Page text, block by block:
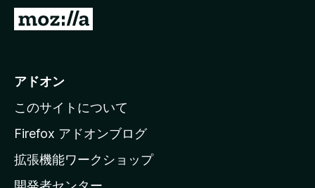
M
i
l
a
ホ
アドオン
このサイトについて
Firefox アドオンブログ
拡張機能ワークショップ